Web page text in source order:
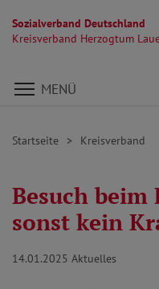
Sozialverband Deutschland
Kreisverband Herzogtum
Direkt zu den Inhalten
MENÜ
Startseite Kreisverband
Besuch
sonst kein
14.01.2025 Aktuelles